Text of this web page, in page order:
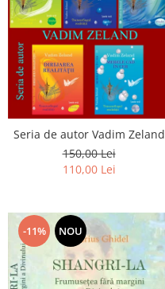
Seria de autor Vadim Zeland
150,00 Lei
110,00 Lei
-11% NOU